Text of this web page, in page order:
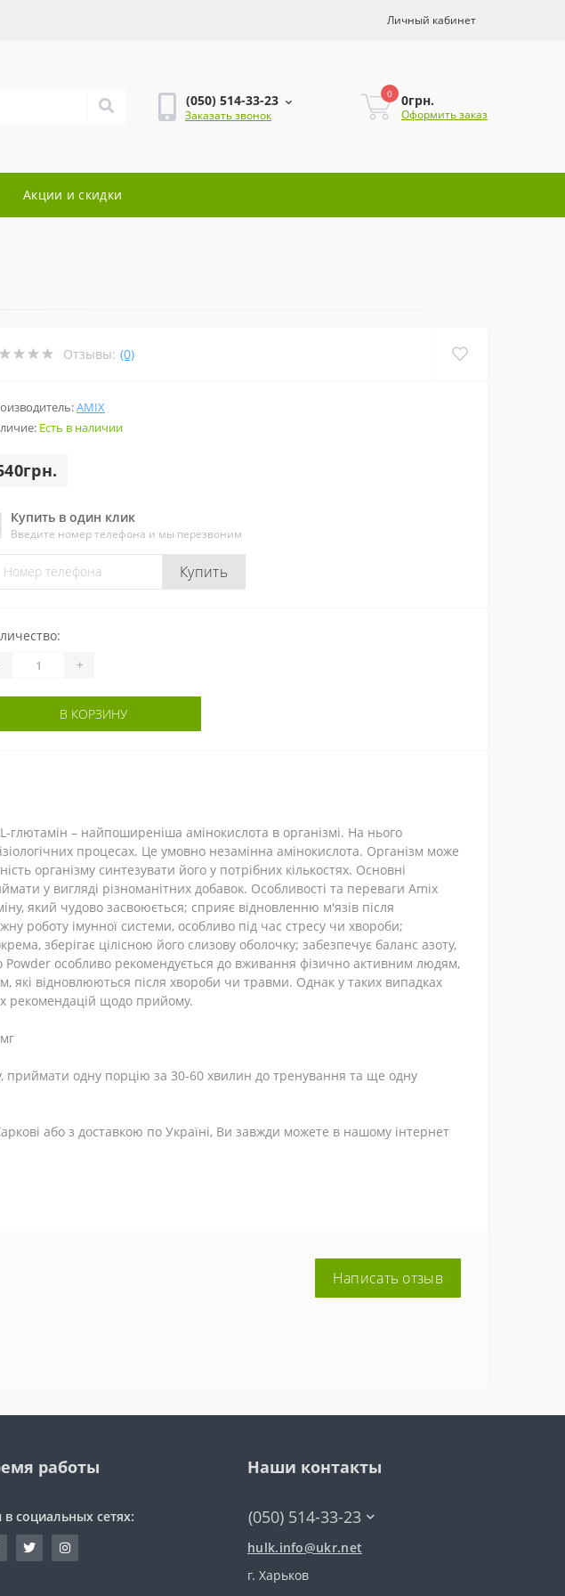
Личный кабинет
(050) 514-33-23
Заказать звонок
0 0грн.
Оформить заказ
Акции и скидки
Отзывы: (0)
AMIX
Есть в наличии
Купить в один клик
Введите номер телефона и мы перезвоним
Купить
+
В КОРЗИНУ
глютамін – найпоширеніша амінокислота в організмі. На нього
процесах. Це умовно незамінна амінокислота. Організм може
організму синтезувати його у потрібних кількостях. Основні
у вигляді різноманітних добавок. Особливості та переваги Amix
який чудово засвоюється; сприяє відновленню м'язів після
роботу імунної системи, особливо під час стресу чи хвороби;
зберігає цілісною його слизову оболочку; забезпечує баланс азоту,
особливо рекомендується до вживання фізично активним людям,
відновлюються після хвороби чи травми. Однак у таких випадках
рекомендацій щодо прийому.
приймати одну порцію за 30-60 хвилин до тренування та ще одну
або з доставкою по Україні, Ви завжди можете в нашому інтернет
Написать отзыв
работы
социальных сетях:
Наши контакты
(050) 514-33-23
hulk.info@ukr.net
г. Харьков